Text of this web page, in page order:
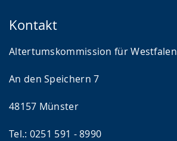
Kontakt
Altertumskommission für Westfalen
An den Speichern 7
48157 Münster
Tel.: 0251 591 - 8990